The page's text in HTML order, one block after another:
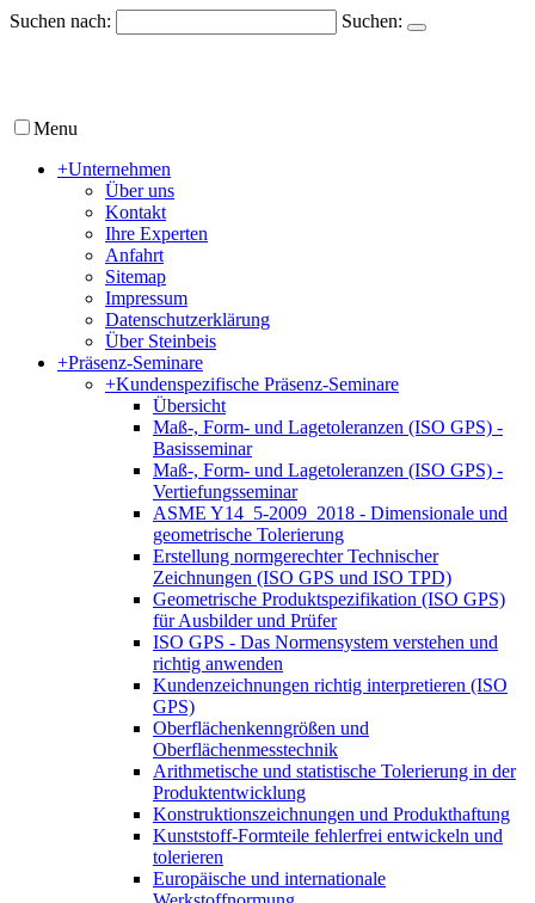
Suchen nach: Suchen:
Menu
+Unternehmen
Über uns
Kontakt
Ihre Experten
Anfahrt
Sitemap
Impressum
Datenschutzerklärung
Über Steinbeis
+Präsenz-Seminare
+Kundenspezifische Präsenz-Seminare
Übersicht
Maß-, Form- und Lagetoleranzen (ISO GPS) -
Basisseminar
Maß-, Form- und Lagetoleranzen (ISO GPS) -
Vertiefungsseminar
ASME Y14_5-2009_2018 - Dimensionale und
geometrische Tolerierung
Erstellung normgerechter Technischer
Zeichnungen (ISO GPS und ISO TPD)
Geometrische Produktspezifikation (ISO GPS)
für Ausbilder und Prüfer
ISO GPS - Das Normensystem verstehen und
richtig anwenden
Kundenzeichnungen richtig interpretieren (ISO
GPS)
Oberflächenkenngrößen und
Oberflächenmesstechnik
Arithmetische und statistische Tolerierung in der
Produktentwicklung
Konstruktionszeichnungen und Produkthaftung
Kunststoff-Formteile fehlerfrei entwickeln und
tolerieren
Europäische und internationale